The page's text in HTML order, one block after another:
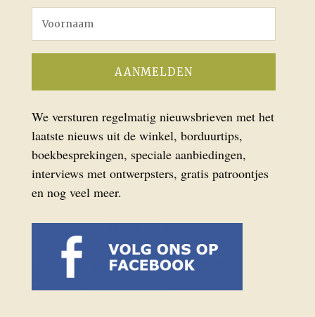
We versturen regelmatig nieuwsbrieven met het
laatste nieuws uit de winkel, borduurtips,
boekbesprekingen, speciale aanbiedingen,
interviews met ontwerpsters, gratis patroontjes
en nog veel meer.